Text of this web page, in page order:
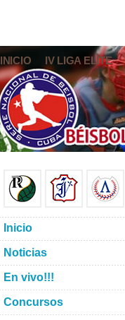
INICIO IV LIGA ELITE
Inicio
Noticias
En vivo!!!
Concursos